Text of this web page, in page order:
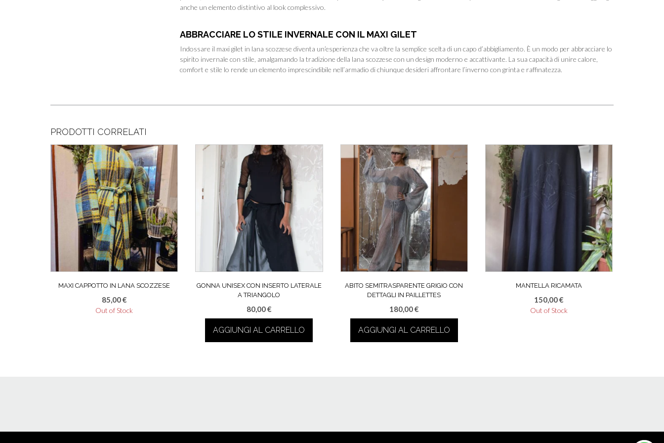
anche un elemento distintivo al look complessivo.
ABBRACCIARE LO STILE INVERNALE CON IL MAXI GILET
Indossare il maxi gilet in lana scozzese diventa un’esperienza che va oltre la semplice scelta di un capo d’abbigliamento. È un modo per abbracciare lo
spirito invernale con stile, amalgamando la tradizione della lana scozzese con un design moderno e accattivante. La sua capacità di unire calore,
comfort e stile lo rende un elemento imprescindibile nell’armadio di chiunque desideri affrontare l’inverno con grinta e raffinatezza.
PRODOTTI CORRELATI
MAXI CAPPOTTO IN LANA SCOZZESE
85,00€
Out of Stock
GONNA UNISEX CON INSERTO LATERALE
A TRIANGOLO
80,00€
AGGIUNGI AL CARRELLO
ABITO SEMITRASPARENTE GRIGIO CON
DETTAGLI IN PAILLETTES
180,00€
AGGIUNGI AL CARRELLO
MANTELLA RICAMATA
150,00€
Out of Stock